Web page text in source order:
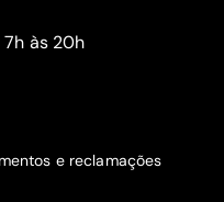
às 20h
e reclamações